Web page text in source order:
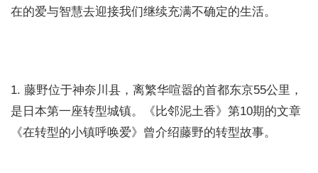
在的爱与智慧去迎接我们继续充满不确定的生活。
1. 藤野位于神奈川县，离繁华喧嚣的首都东京55公里，
是日本第一座转型城镇。《比邻泥土香》第10期的文章
《在转型的小镇呼唤爱》曾介绍藤野的转型故事。